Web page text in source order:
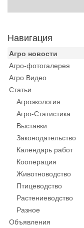
Навигация
Агро новости
Агро-фотогалерея
Агро Видео
Статьи
Агроэкология
Агро-Статистика
Выставки
Законодательство
Календарь работ
Кооперация
Животноводство
Птицеводство
Растениеводство
Разное
Объявления